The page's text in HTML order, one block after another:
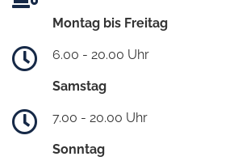
Montag bis Freitag
6.00 - 20.00 Uhr
Samstag
7.00 - 20.00 Uhr
Sonntag